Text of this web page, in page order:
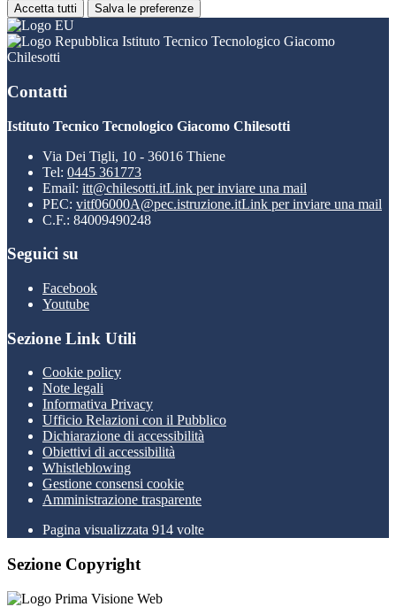
Accetta tutti Salva le preferenze
Istituto Tecnico Tecnologico Giacomo
Chilesotti
Contatti
Istituto Tecnico Tecnologico Giacomo Chilesotti
Via Dei Tigli, 10 - 36016 Thiene
Tel: 0445 361773
Email: itt@chilesotti.itLink per inviare una mail
PEC: vitf06000A@pec.istruzione.itLink per inviare una mail
C.F.: 84009490248
Seguici su
Facebook
Youtube
Sezione Link Utili
Cookie policy
Note legali
Informativa Privacy
Ufficio Relazioni con il Pubblico
Dichiarazione di accessibilità
Obiettivi di accessibilità
Whistleblowing
Gestione consensi cookie
Amministrazione trasparente
Pagina visualizzata 914 volte
Sezione Copyright